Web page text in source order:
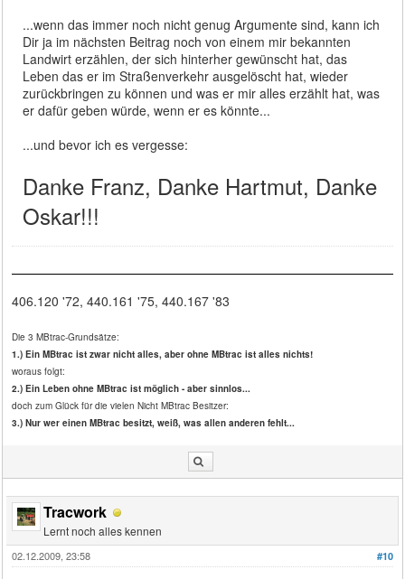
...wenn das immer noch nicht genug Argumente sind, kann ich
Dir ja im nächsten Beitrag noch von einem mir bekannten
Landwirt erzählen, der sich hinterher gewünscht hat, das
Leben das er im Straßenverkehr ausgelöscht hat, wieder
zurückbringen zu können und was er mir alles erzählt hat, was
er dafür geben würde, wenn er es könnte...
...und bevor ich es vergesse:
Danke Franz, Danke Hartmut, Danke
Oskar!!!
406.120 '72, 440.161 '75, 440.167 '83
Die 3 MBtrac-Grundsätze:
1.) Ein MBtrac ist zwar nicht alles, aber ohne MBtrac ist alles nichts!
woraus folgt:
2.) Ein Leben ohne MBtrac ist möglich - aber sinnlos...
doch zum Glück für die vielen Nicht MBtrac Besitzer:
3.) Nur wer einen MBtrac besitzt, weiß, was allen anderen fehlt...
Tracwork
Lernt noch alles kennen
#10
02.12.2009, 23:58